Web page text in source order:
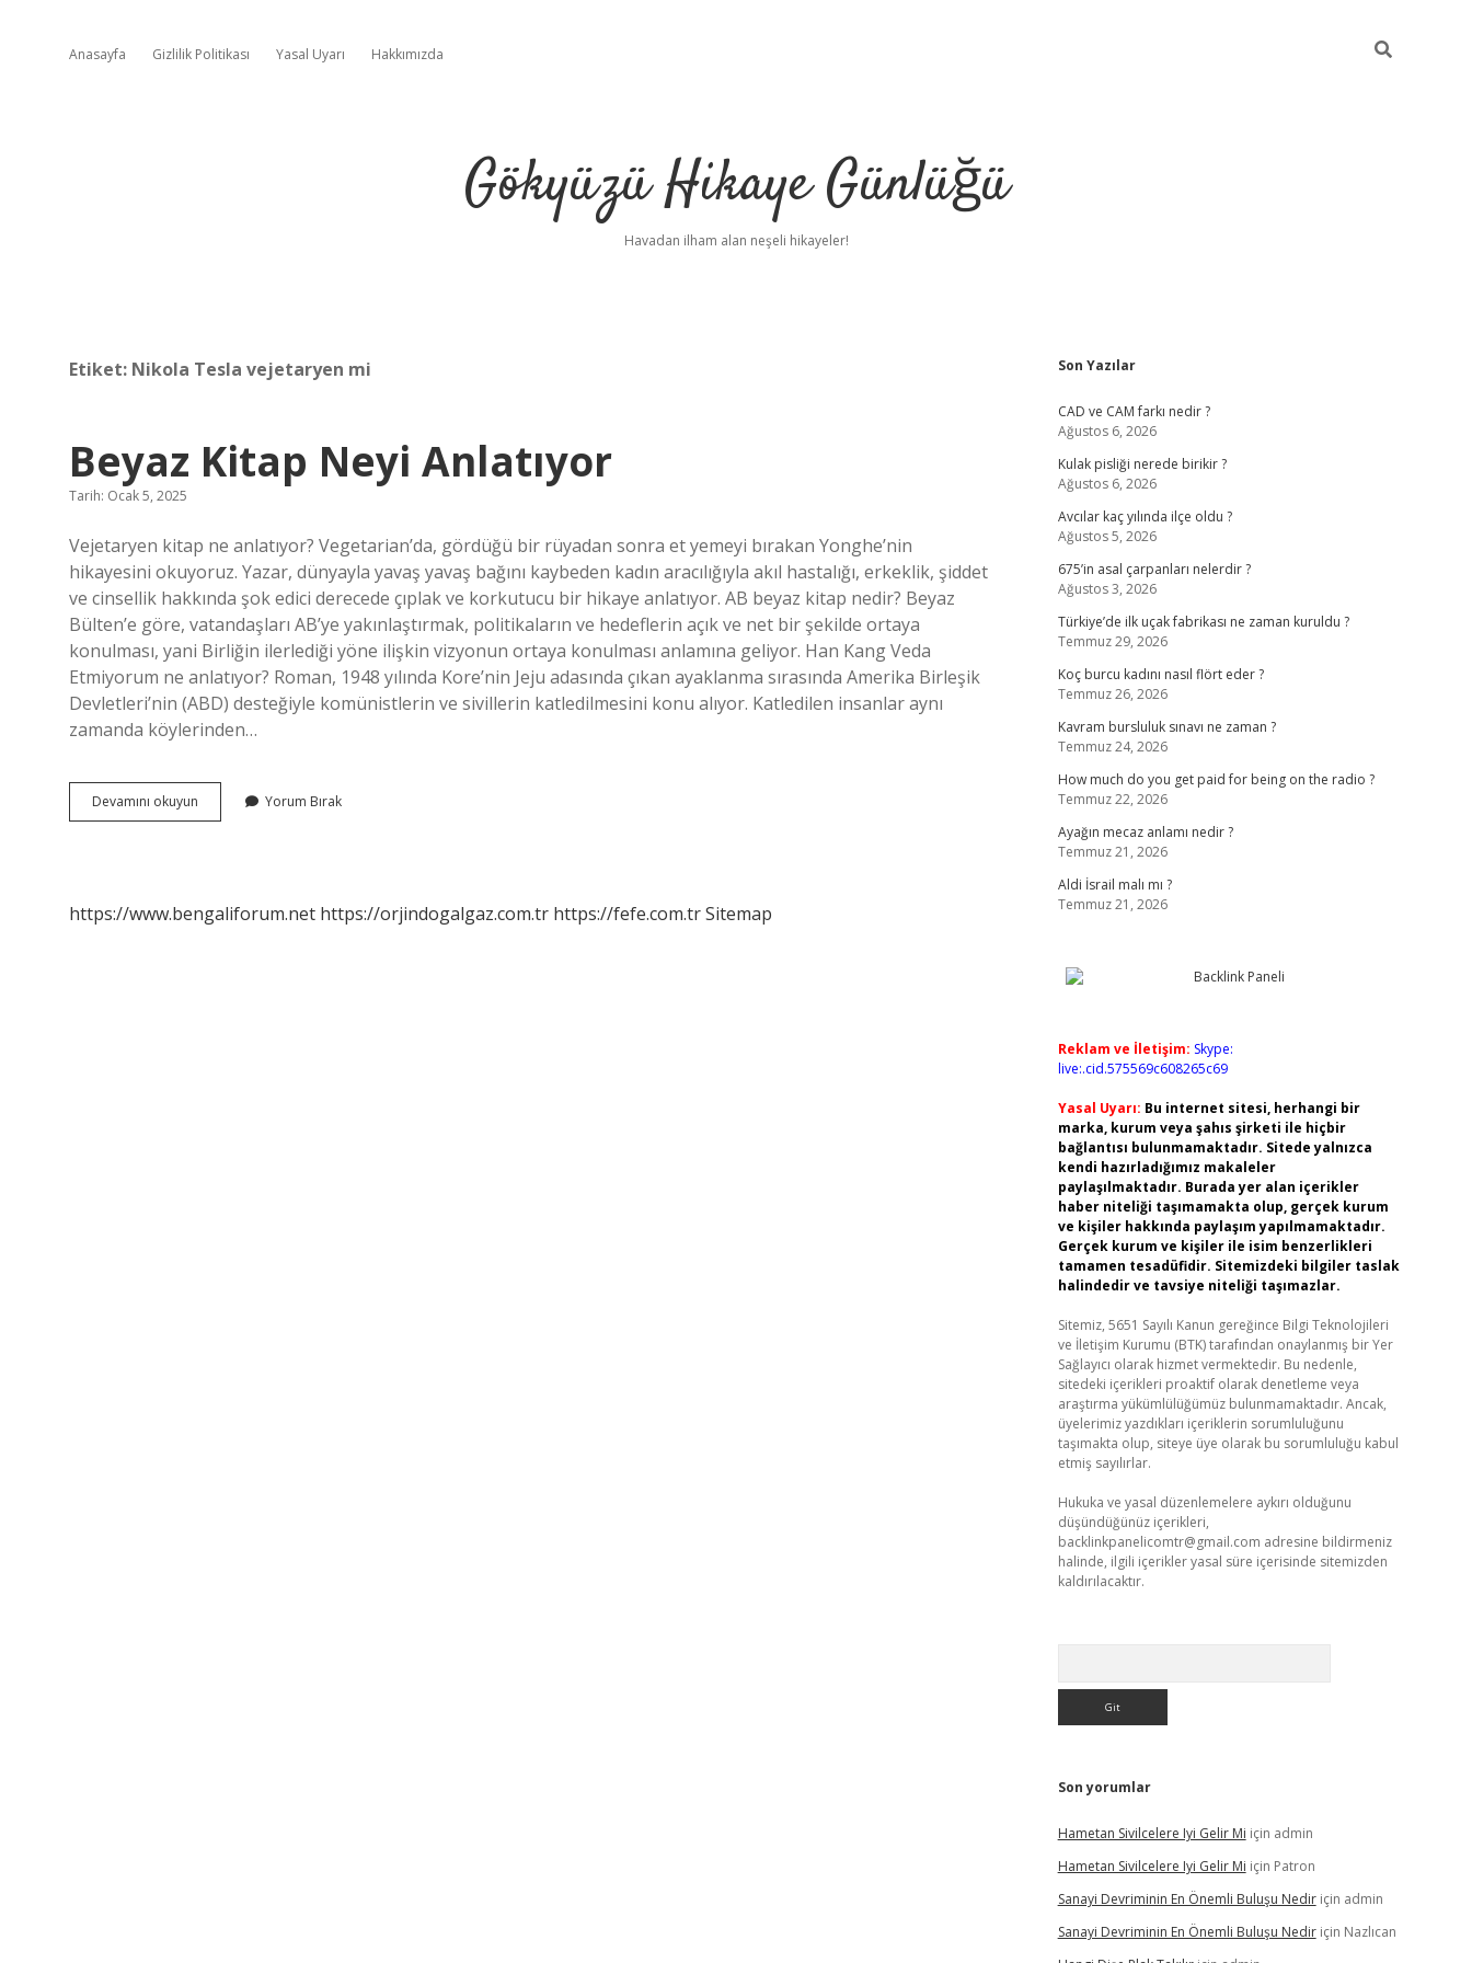
Anasayfa Gizlilik Politikası Yasal Uyarı Hakkımızda
Gökyüzü Hikaye Günlüğü
Havadan ilham alan neşeli hikayeler!
Etiket: Nikola Tesla vejetaryen mi
Beyaz Kitap Neyi Anlatıyor
Tarih: Ocak 5, 2025
Vejetaryen kitap ne anlatıyor? Vegetarian’da, gördüğü bir rüyadan sonra et yemeyi bırakan Yonghe’nin
hikayesini okuyoruz. Yazar, dünyayla yavaş yavaş bağını kaybeden kadın aracılığıyla akıl hastalığı, erkeklik, şiddet
ve cinsellik hakkında şok edici derecede çıplak ve korkutucu bir hikaye anlatıyor. AB beyaz kitap nedir? Beyaz
Bülten’e göre, vatandaşları AB’ye yakınlaştırmak, politikaların ve hedeflerin açık ve net bir şekilde ortaya
konulması, yani Birliğin ilerlediği yöne ilişkin vizyonun ortaya konulması anlamına geliyor. Han Kang Veda
Etmiyorum ne anlatıyor? Roman, 1948 yılında Kore’nin Jeju adasında çıkan ayaklanma sırasında Amerika Birleşik
Devletleri’nin (ABD) desteğiyle komünistlerin ve sivillerin katledilmesini konu alıyor. Katledilen insanlar aynı
zamanda köylerinden…
Devamını okuyun
Kitap
Yorum Bırak
https://www.bengaliforum.net https://orjindogalgaz.com.tr https://fefe.com.trSitemap
Sidebar
Son Yazılar
CAD ve CAM farkı nedir ?
Ağustos 6, 2026
Kulak pisliği nerede birikir ?
Ağustos 6, 2026
Avcılar kaç yılında ilçe oldu ?
Ağustos 5, 2026
675’in asal çarpanları nelerdir ?
Ağustos 3, 2026
Türkiye’de ilk uçak fabrikası ne zaman kuruldu ?
Temmuz 29, 2026
Koç burcu kadını nasıl flört eder ?
Temmuz 26, 2026
Kavram bursluluk sınavı ne zaman ?
Temmuz 24, 2026
How much do you get paid for being on the radio ?
Temmuz 22, 2026
Ayağın mecaz anlamı nedir ?
Temmuz 21, 2026
Aldi İsrail malı mı ?
Temmuz 21, 2026
Reklam ve İletişim: Skype:
live:.cid.575569c608265c69
Yasal Uyarı: Bu internet sitesi, herhangi bir
marka, kurum veya şahıs şirketi ile hiçbir
bağlantısı bulunmamaktadır. Sitede yalnızca
kendi hazırladığımız makaleler
paylaşılmaktadır. Burada yer alan içerikler
haber niteliği taşımamakta olup, gerçek kurum
ve kişiler hakkında paylaşım yapılmamaktadır.
Gerçek kurum ve kişiler ile isim benzerlikleri
tamamen tesadüfidir. Sitemizdeki bilgiler taslak
halindedir ve tavsiye niteliği taşımazlar.
Sitemiz, 5651 Sayılı Kanun gereğince Bilgi Teknolojileri
ve İletişim Kurumu (BTK) tarafından onaylanmış bir Yer
Sağlayıcı olarak hizmet vermektedir. Bu nedenle,
sitedeki içerikleri proaktif olarak denetleme veya
araştırma yükümlülüğümüz bulunmamaktadır. Ancak,
üyelerimiz yazdıkları içeriklerin sorumluluğunu
taşımakta olup, siteye üye olarak bu sorumluluğu kabul
etmiş sayılırlar.
Hukuka ve yasal düzenlemelere aykırı olduğunu
düşündüğünüz içerikleri,
backlinkpanelicomtr@gmail.com adresine bildirmeniz
halinde, ilgili içerikler yasal süre içerisinde sitemizden
kaldırılacaktır.
Son yorumlar
Hametan Sivilcelere Iyi Gelir Mi için admin
Hametan Sivilcelere Iyi Gelir Mi için Patron
Sanayi Devriminin En Önemli Buluşu Nediriçin admin
Sanayi Devriminin En Önemli Buluşu Nediriçin Nazlıcan